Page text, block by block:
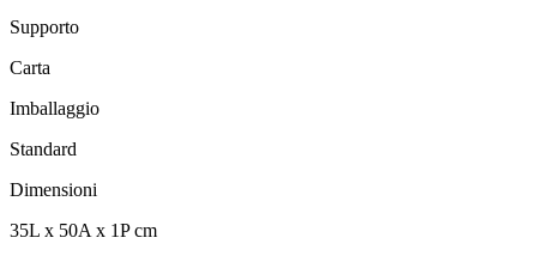
Supporto
Carta
Imballaggio
Standard
Dimensioni
35L x 50A x 1Pcm